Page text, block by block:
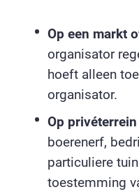
Op een markt
organisator
hoeft alleen
organisator.
Op privéterrein
boerenerf,
particuliere
toestemming